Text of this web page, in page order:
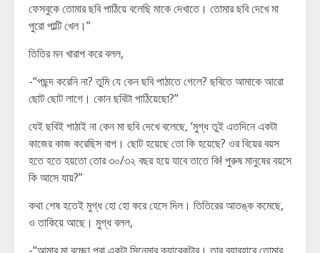
ফেসবুকে তোমার ছবি পাঠিয়ে বলেছি মাকে দেখাতে। তোমার ছবি দেখে মা
পুরো পাল্টি খেল।”
তিতির মন খারাপ করে বলল,
-“পছন্দ করেনি না? তুমি যে কেন ছবি পাঠাতে গেলে? ছবিতে আমাকে আরো
ছোট ছোট লাগে। কোন ছবিটা পাঠিয়েছো?”
যেই ছবিই পাঠাই না কেন মা ছবি দেখে বলেছে, ‘মুগ্ধ তুই এতদিনে একটা
কাজের কাজ করেছিস বাপ। ছোট হয়েছে তো কি হয়েছে? ওর বিয়ের বয়স
হতে হতে হয়তো তোর ৩০/৩২ বছর হয়ে যাবে তাতে কি! পুরুষ মানুষের বয়সে
কি আসে যায়?”
কথা শেষ হতেই মুগ্ধ হো হো করে হেসে দিল। তিতিরের আতঙ্ক কমেছে,
ও তাকিয়ে আছে। মুগ্ধ বলল,